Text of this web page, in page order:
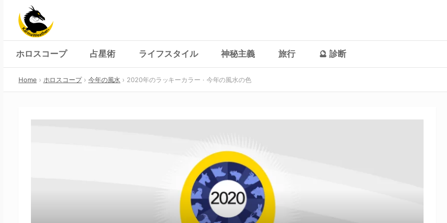
content
ホロスコープ 占星術 ライフスタイル 神秘主義 旅行 🔮 診断
Home ホロスコープ 今年の風水 2020年のラッキーカラー · 今年の風水の色